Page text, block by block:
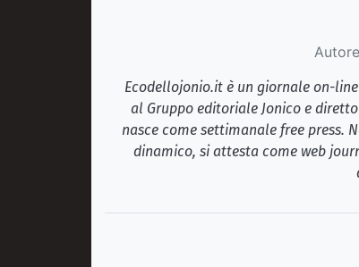
Ecodellojonio.it è un giornale on-
al Gruppo editoriale Jonico e
nasce come settimanale free press.
dinamico, si attesta come web